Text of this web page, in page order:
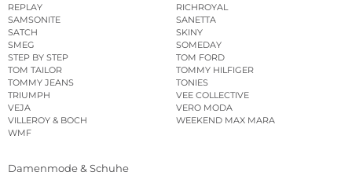
REPLAY
RICHROYAL
SAMSONITE
SANETTA
SATCH
SKINY
SMEG
SOMEDAY
STEP BY STEP
TOM FORD
TOM TAILOR
TOMMY HILFIGER
TOMMY JEANS
TONIES
TRIUMPH
VEE COLLECTIVE
VEJA
VERO MODA
VILLEROY & BOCH
WEEKEND MAX MARA
WMF
Damenmode & Schuhe